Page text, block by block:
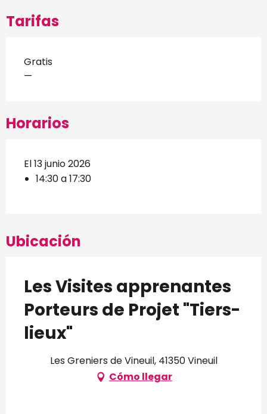
Tarifas
Gratis
—
Horarios
El 13 junio 2026
14:30 a 17:30
Ubicación
Les Visites apprenantes
Porteurs de Projet "Tiers-
lieux"
Les Greniers de Vineuil, 41350 Vineuil
Cómo llegar